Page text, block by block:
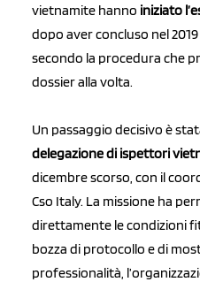
vietnamite hanno iniziato
dopo aver concluso nel
secondo la procedura che
dossier alla volta.
Un passaggio decisivo è
delegazione di ispettori
dicembre scorso, con il
Cso Italy. La missione ha
direttamente le condizioni
bozza di protocollo e di
professionalità,